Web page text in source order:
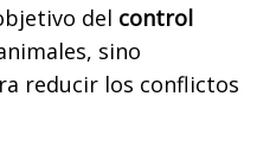
del control
sino
reducir los conflictos